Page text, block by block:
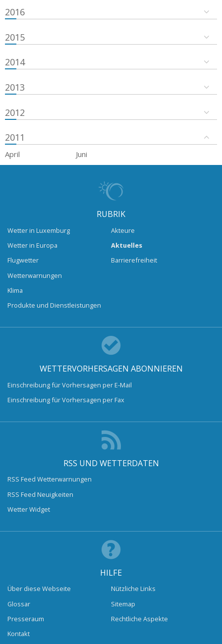
2016
2015
2014
2013
2012
2011
April Juni
RUBRIK
Wetter in Luxemburg
Wetter in Europa
Flugwetter
Wetterwarnungen
Klima
Produkte und Dienstleistungen
Akteure
Aktuelles
Barrierefreiheit
WETTERVORHERSAGEN ABONNIEREN
Einschreibung für Vorhersagen per E-Mail
Einschreibung für Vorhersagen per Fax
RSS UND WETTERDATEN
RSS Feed Wetterwarnungen
RSS Feed Neuigkeiten
Wetter Widget
HILFE
Über diese Webseite
Glossar
Presseraum
Kontakt
Nützliche Links
Sitemap
Rechtliche Aspekte